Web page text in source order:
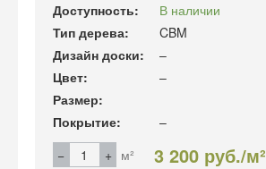
Доступность:
В наличии
Тип дерева:
CBM
Дизайн доски:
–
Цвет:
–
Размер:
Покрытие:
–
м²
3 200 руб./м²